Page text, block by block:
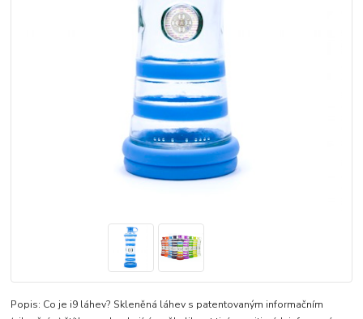
Popis: Co je i9 láhev? Skleněná láhev s patentovaným informačním